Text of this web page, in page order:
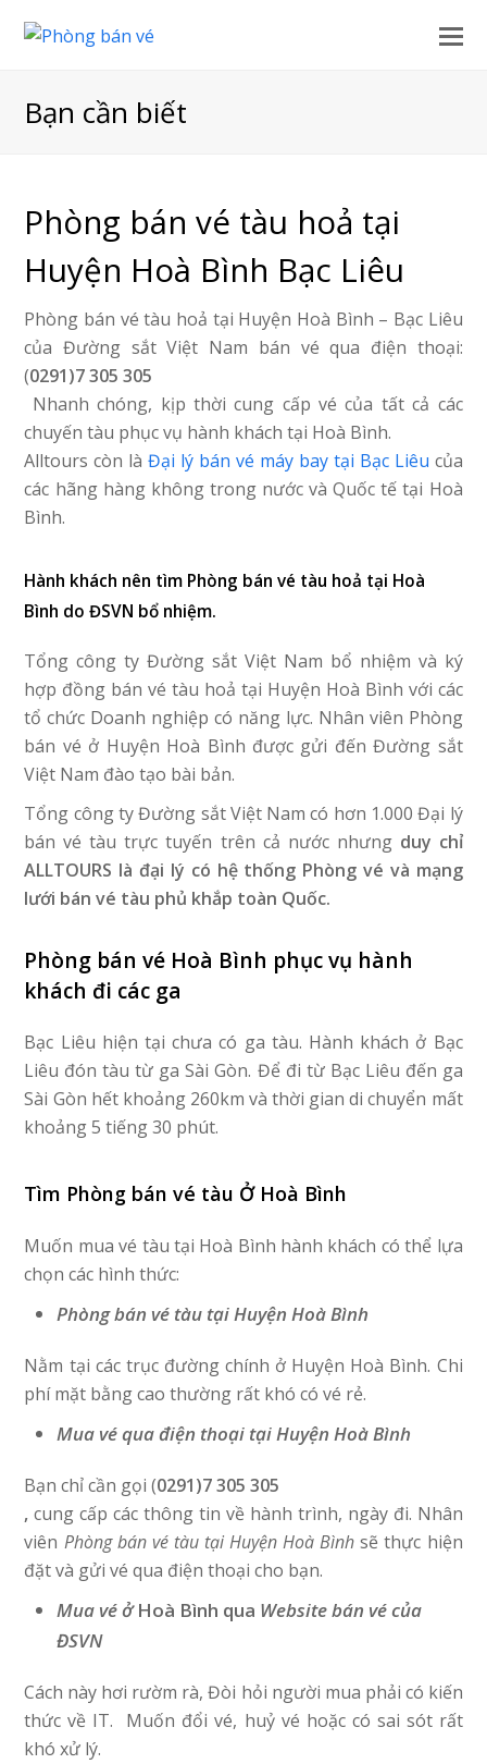
Bạn cần biết
Phòng bán vé tàu hoả tại
Huyện Hoà Bình Bạc Liêu
Phòng bán vé tàu hoả tại Huyện Hoà Bình – Bạc Liêu
của Đường sắt Việt Nam bán vé qua điện thoại:
(0291)7 305 305
Nhanh chóng, kịp thời cung cấp vé của tất cả các
chuyến tàu phục vụ hành khách tại Hoà Bình.
Alltours còn làĐại lý bán vé máy bay tại Bạc Liêu của
các hãng hàng không trong nước và Quốc tế tại Hoà
Bình.
Hành khách nên tìm Phòng bán vé tàu hoả tại Hoà
Bình do ĐSVN bổ nhiệm.
Tổng công ty Đường sắt Việt Nam bổ nhiệm và ký
hợp đồng bán vé tàu hoả tại Huyện Hoà Bình với các
tổ chức Doanh nghiệp có năng lực. Nhân viên Phòng
bán vé ở Huyện Hoà Bình được gửi đến Đường sắt
Việt Nam đào tạo bài bản.
Tổng công ty Đường sắt Việt Nam có hơn 1.000 Đại lý
bán vé tàu trực tuyến trên cả nước nhưng duy chỉ
ALLTOURS là đại lý có hệ thống Phòng vé và mạng
lưới bán vé tàu phủ khắp toàn Quốc.
Phòng bán vé Hoà Bình phục vụ hành
khách đi các ga
Bạc Liêu hiện tại chưa có ga tàu. Hành khách ở Bạc
Liêu đón tàu từ ga Sài Gòn. Để đi từ Bạc Liêu đến ga
Sài Gòn hết khoảng 260km và thời gian di chuyển mất
khoảng 5 tiếng 30 phút.
Tìm Phòng bán vé tàu Ở Hoà Bình
Muốn mua vé tàu tại Hoà Bình hành khách có thể lựa
chọn các hình thức:
Phòng bán vé tàu tại Huyện Hoà Bình
Nằm tại các trục đường chính ở Huyện Hoà Bình. Chi
phí mặt bằng cao thường rất khó có vé rẻ.
Mua vé qua điện thoại tại Huyện Hoà Bình
Bạn chỉ cần gọi (0291)7 305 305
,cung cấp các thông tin về hành trình, ngày đi. Nhân
viên Phòng bán vé tàu tại Huyện Hoà Bình sẽ thực hiện
đặt và gửi vé qua điện thoại cho bạn.
Mua vé ởHoà Bình qua Website bán vé của
ĐSVN
Cách này hơi rườm rà, Đòi hỏi người mua phải có kiến
thức về IT. Muốn đổi vé, huỷ vé hoặc có sai sót rất
khó xử lý.